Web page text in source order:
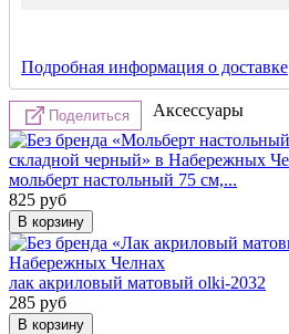
Подробная информация о доставке
Поделиться Аксессуары
мольберт настольный 75 см,...
825 руб
лак акриловый матовый olki-2032
285 руб